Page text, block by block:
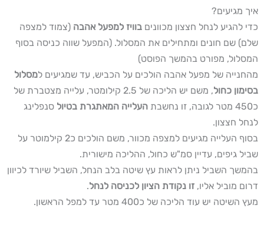
איך מגיעים?
כדי להגיע לנחל חצצון מכוונים בוויז למפעל אהבה (צמוד למצפה
שלם) שם חונים ומתחילים את המסלול. (המפעל שווה כניסה בסוף
המסלול, מפורט בהמשך הפוסט)
מהחנייה של מפעל אהבה הולכים על הכביש, עד שמגיעים למסלול
בסימון כחול
, משם יש הליכה של 2.5 קילומטר, עלייה מצטברת של
כ450 מטר לגובה, זו נחשבת
העלייה המאתגרת בטיול סנפלינג
לנחל חצצון.
בסוף העלייה מגיעים למצפה מכוור, משם הולכים כ2 קילמוטר על
שביל גיפים, עדיין סמ"ש כחול, ההליכה מישורית.
בהמשך השביל ניתן לראות עץ שיטה בלב הנחל, השביל שיורד לכיוון
דרום מוביל אליו, זו נקודת הציון לכניסה לנחל.
מעץ השיטה יש עוד הליכה של כ400 מטר עד למפל הראשון.